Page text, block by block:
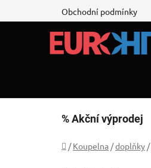
na
Obchodní podmínky
% Akční výprodej
Domů
/ Koupelna /doplňky /